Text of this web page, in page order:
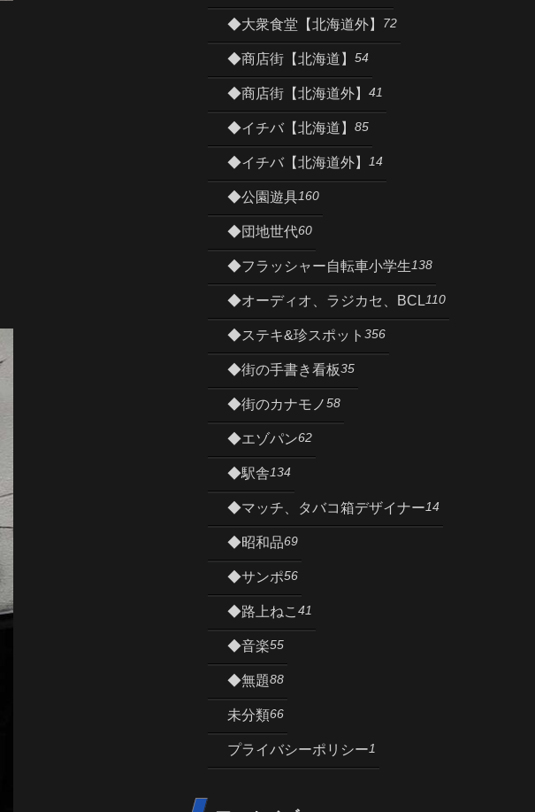
◆大衆食堂【北海道外】 72
◆商店街【北海道】 54
◆商店街【北海道外】 41
◆イチバ【北海道】 85
◆イチバ【北海道外】 14
◆公園遊具160
◆団地世代60
◆フラッシャー自転車小学生138
◆オーディオ、ラジカセ、BCL110
◆ステキ&珍スポット 356
◆街の手書き看板35
◆街のカナモノ58
◆エゾパン62
◆駅舎134
◆マッチ、タバコ箱デザイナー14
◆昭和品69
◆サンポ56
◆路上ねこ 41
◆音楽55
◆無題88
未分類66
プライバシーポリシー1